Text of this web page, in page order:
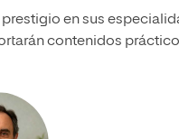
en sus
contenidos